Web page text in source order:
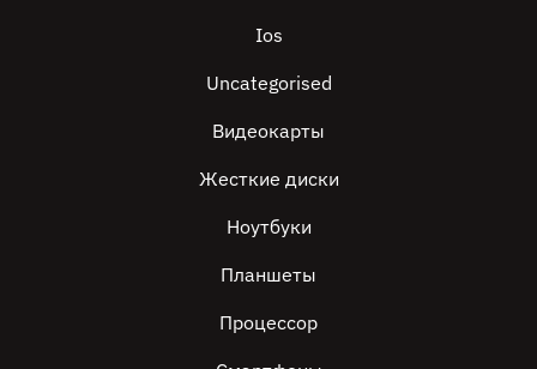
Ios
Uncategorised
Видеокарты
Жесткие диски
Ноутбуки
Планшеты
Процессор